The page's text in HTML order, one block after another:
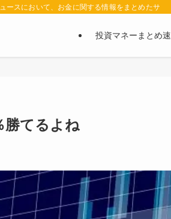
スにおいて、お金に関する情報をまとめたサ
投資マネーまとめ
勝てるよね